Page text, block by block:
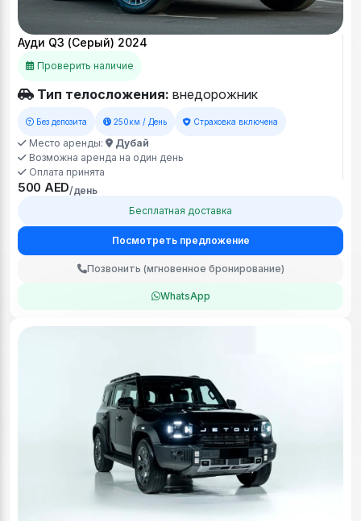
Ауди Q3 (Серый) 2024
Проверить наличие
Тип телосложения: внедорожник
Без депозита 250км / День Страховка включена
Место аренды:
Дубай
Возможна аренда на один день
Оплата принята
500 AED/день
Бесплатная доставка
Посмотреть предложение
Позвонить (мгновенное бронирование)
WhatsApp